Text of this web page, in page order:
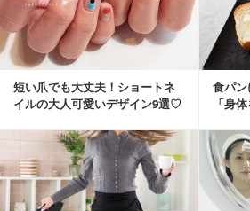
短い爪でも大丈夫！ショートネ
イルの大人可愛いデザイン9選♡
食パ
「身